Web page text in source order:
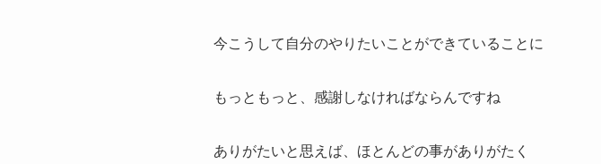
今こうして自分のやりたいことができていることに
もっともっと、感謝しなければならんですね
ありがたいと思えば、ほとんどの事がありがたく